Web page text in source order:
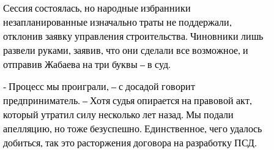
Сессия состоялась, но народные избранники
незапланированные изначально траты не поддержали,
отклонив заявку управления строительства. Чиновники лишь
развели руками, заявив, что они сделали все возможное, и
отправив Жабаева на три буквы – в суд.
- Процесс мы проиграли, – с досадой говорит
предприниматель. – Хотя судья опирается на правовой акт,
который утратил силу несколько лет назад. Мы подали
апелляцию, но тоже безуспешно. Единственное, чего удалось
добиться, так это расторжения договора на разработку ПСД.